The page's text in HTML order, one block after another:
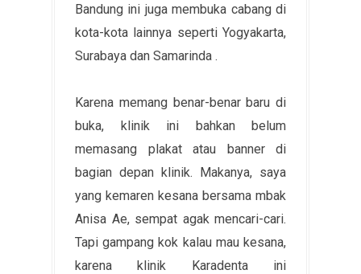
Bandung ini juga membuka cabang di
kota-kota lainnya seperti Yogyakarta,
Surabaya dan Samarinda .
Karena memang benar-benar baru di
buka, klinik ini bahkan belum
memasang plakat atau banner di
bagian depan klinik. Makanya, saya
yang kemaren kesana bersama mbak
Anisa Ae, sempat agak mencari-cari.
Tapi gampang kok kalau mau kesana,
karena klinik Karadenta ini